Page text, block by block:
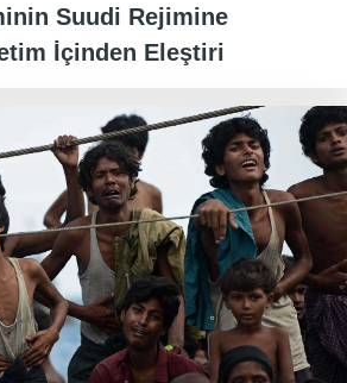
Suudi Rejimine
İçinden Eleştiri